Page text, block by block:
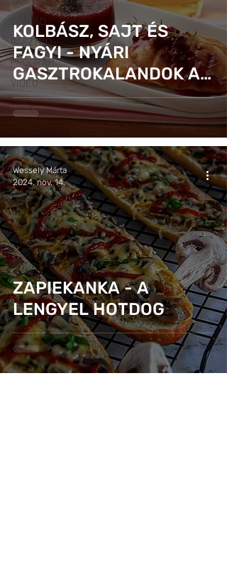
CSALÁD
GASZTRO
PROGRAM
VIDEÓ
KOLBÁSZ, SAJT ÉS
FAGYI - NYÁRI
GASZTROKALANDOK A
LENGYEL UTCÁKON
ZAPIEKANKA - A
LENGYEL HOTDOG
Wessely Márta
2024. nov. 14.